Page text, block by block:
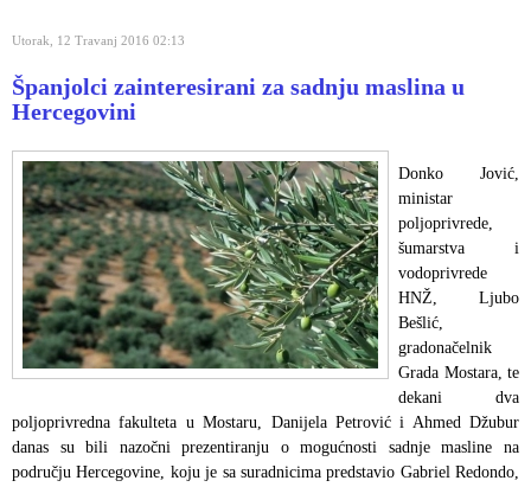
Utorak, 12 Travanj 2016 02:13
Španjolci zainteresirani za sadnju maslina u
Hercegovini
Donko Jović,
ministar
poljoprivrede,
šumarstva i
vodoprivrede
HNŽ, Ljubo
Bešlić,
gradonačelnik
Grada Mostara, te
dekani dva
poljoprivredna fakulteta u Mostaru, Danijela Petrović i Ahmed Džubur
danas su bili nazočni prezentiranju o mogućnosti sadnje masline na
području Hercegovine, koju je sa suradnicima predstavio Gabriel Redondo,